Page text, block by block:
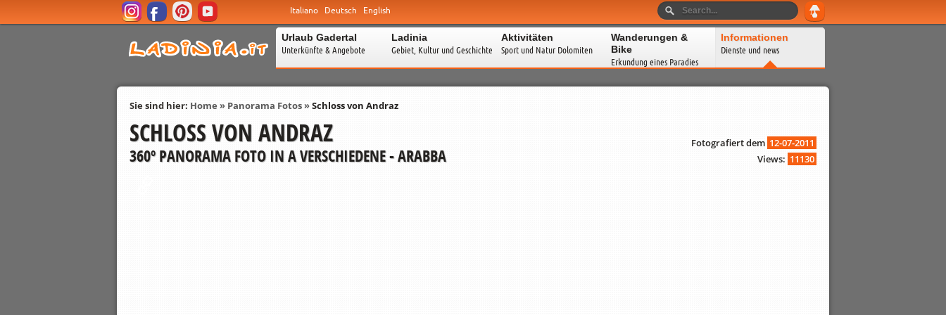
Italiano Deutsch English
Urlaub Gadertal
Unterkünfte & Angebote
Ladinia
Gebiet, Kultur und Geschichte
Aktivitäten
Sport und Natur Dolomiten
Wanderungen &
Bike
Erkundung eines Paradies
Informationen
Dienste und news
Sie sind hier: Home » Panorama Fotos»Schloss von Andraz
SCHLOSS VON ANDRAZ
360º PANORAMA FOTO IN A VERSCHIEDENE - ARABBA Views: 11130
Fotografiert dem 12-07-2011